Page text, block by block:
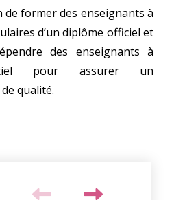
former des enseignants à
d’un diplôme officiel et
des enseignants à
pour assurer un
qualité.